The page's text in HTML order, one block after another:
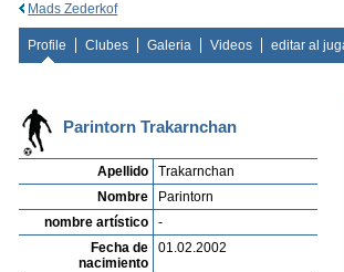
Mads Zederkof
Profile Clubes Galeria Videos editar al
Parintorn Trakarnchan
Apellido
Trakarnchan
Nombre
Parintorn
nombre artístico
-
Fecha de
nacimiento
01.02.2002